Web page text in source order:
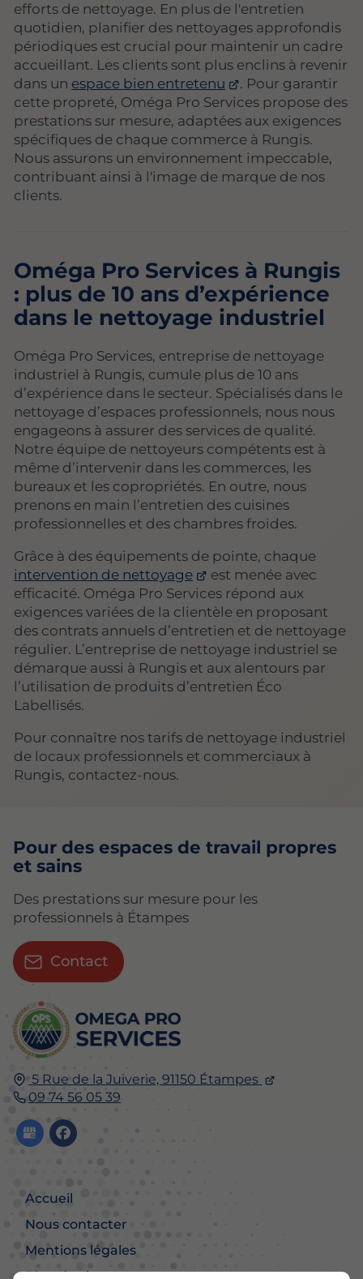
efforts de nettoyage. En plus de l'entretien
quotidien, planifier des nettoyages approfondis
périodiques est crucial pour maintenir un cadre
accueillant. Les clients sont plus enclins à revenir
dans un espace bien entretenu
. Pour garantir
cette propreté, Oméga Pro Services propose des
prestations sur mesure, adaptées aux exigences
spécifiques de chaque commerce à Rungis.
Nous assurons un environnement impeccable,
contribuant ainsi à l'image de marque de nos
clients.
Oméga Pro Services à Rungis
: plus de 10 ans d’expérience
dans le nettoyage industriel
Oméga Pro Services, entreprise de nettoyage
industriel à Rungis, cumule plus de 10 ans
d’expérience dans le secteur. Spécialisés dans le
nettoyage d’espaces professionnels, nous nous
engageons à assurer des services de qualité.
Notre équipe de nettoyeurs compétents est à
même d’intervenir dans les commerces, les
bureaux et les copropriétés. En outre, nous
prenons en main l’entretien des cuisines
professionnelles et des chambres froides.
Grâce à des équipements de pointe, chaque
intervention de nettoyage
est menée avec
efficacité. Oméga Pro Services répond aux
exigences variées de la clientèle en proposant
des contrats annuels d’entretien et de nettoyage
régulier. L’entreprise de nettoyage industriel se
démarque aussi à Rungis et aux alentours par
l’utilisation de produits d’entretien Éco
Labellisés.
Pour connaître nos tarifs de nettoyage industriel
de locaux professionnels et commerciaux à
Rungis, contactez-nous.
5 Rue de la Juiverie, 91150 Étampes
09 74 56 05 39
Accueil
Nous contacter
Mentions légales
Pour des espaces de travail propres
et sains
Des prestations sur mesure pour les
professionnels à Étampes
Contact